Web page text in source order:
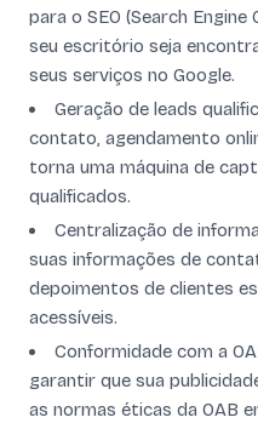
para o SEO (Search
seu escritório seja
seus serviços no Google.
Geração de leads
contato, agendamento
torna uma máquina de
qualificados.
Centralização de
suas informações de
depoimentos de clientes
acessíveis.
Conformidade com a
garantir que sua
as normas éticas da OAB